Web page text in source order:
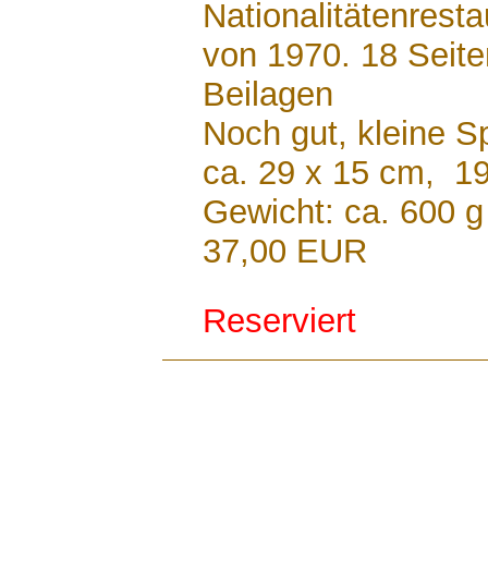
von 1970. 18
Beilagen
Noch gut, kleine
ca. 29 x 15 cm,
Gewicht: ca. 600 g
37,00 EUR
Reserviert